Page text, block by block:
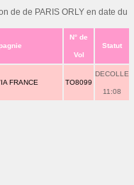
de de PARIS ORLY en date du
N° de
Vol
Statut
FRANCE TO8099
DECOLLE
11:08